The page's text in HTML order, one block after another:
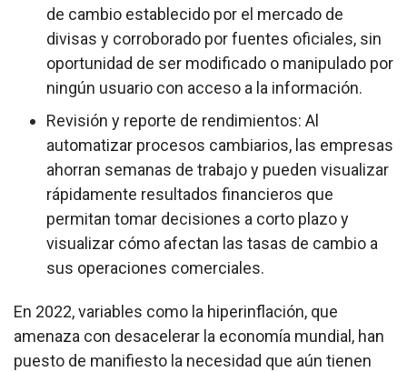
de cambio establecido por el mercado de
divisas y corroborado por fuentes oficiales, sin
oportunidad de ser modificado o manipulado por
ningún usuario con acceso a la información.
Revisión y reporte de rendimientos: Al
automatizar procesos cambiarios, las empresas
ahorran semanas de trabajo y pueden visualizar
rápidamente resultados financieros que
permitan tomar decisiones a corto plazo y
visualizar cómo afectan las tasas de cambio a
sus operaciones comerciales.
En 2022, variables como la hiperinflación, que
amenaza con desacelerar la economía mundial, han
puesto de manifiesto la necesidad que aún tienen